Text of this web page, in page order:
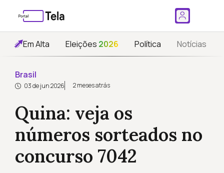
Em Alta Eleições 2026 Política Notícias
Brasil
03 de jun 2026 2 meses atrás
Quina: veja os
números sorteados no
concurso 7042